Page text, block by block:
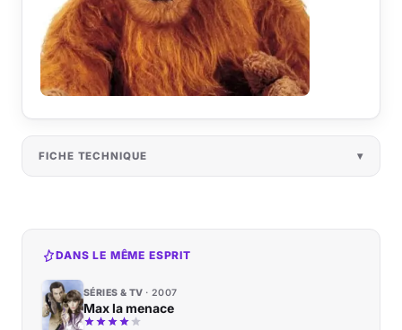
FICHE TECHNIQUE
DANS LE MÊME ESPRIT
SÉRIES & TV 2007
Max la menace